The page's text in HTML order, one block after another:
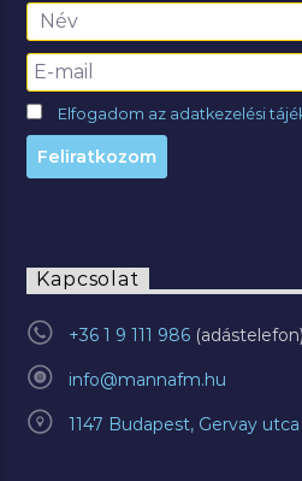
Elfogadom az adatkezelési
Kapcsolat
+36 1 9 111 986
info@mannafm.hu
1147 Budapest, Gervay utca